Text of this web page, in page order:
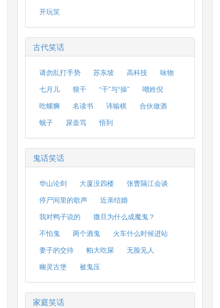
开玩笑
古代笑话
请勿乱打手势 苏东坡 高科技
咏物
七月儿
狠干 “干”与“操”
嘲姓倪
吃螺狮
名读书 讳输棋
合伙做酒
蚬子
尿壶骂 悟到
鬼话笑话
华山论剑 大厦没四楼
张曹隔江会谈
停尸间里的歌声
近亲结婚
我对鸭子说的
撒旦为什么成魔鬼？
不怕鬼
两个酒鬼
火车什么时候进站
妻子的交待
帕大吃屎
无脸见人
幽灵古堡
被鬼压
家庭笑话